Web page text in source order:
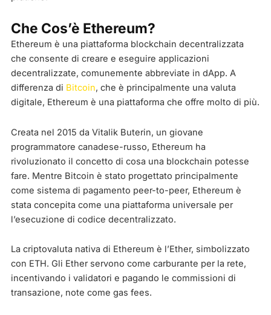
Che Cos’è Ethereum?
Ethereum è una piattaforma blockchain decentralizzata
che consente di creare e eseguire applicazioni
decentralizzate, comunemente abbreviate in dApp. A
differenza di Bitcoin, che è principalmente una valuta
digitale, Ethereum è una piattaforma che offre molto di più.
Creata nel 2015 da Vitalik Buterin, un giovane
programmatore canadese-russo, Ethereum ha
rivoluzionato il concetto di cosa una blockchain potesse
fare. Mentre Bitcoin è stato progettato principalmente
come sistema di pagamento peer-to-peer, Ethereum è
stata concepita come una piattaforma universale per
l’esecuzione di codice decentralizzato.
La criptovaluta nativa di Ethereum è l’Ether, simbolizzato
con ETH. Gli Ether servono come carburante per la rete,
incentivando i validatori e pagando le commissioni di
transazione, note come gas fees.